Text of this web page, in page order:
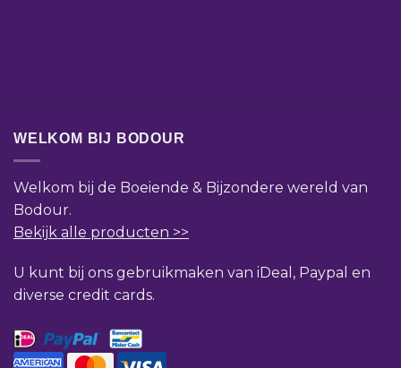
WELKOM BIJ BODOUR
Welkom bij de Boeiende & Bijzondere wereld van
Bodour.
Bekijk alle producten >>
U kunt bij ons gebruikmaken van iDeal, Paypal en
diverse credit cards.